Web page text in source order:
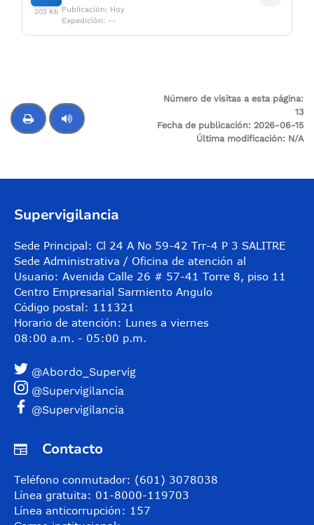
202 Kb Publicación: Hoy
Expedición: --
Número de visitas a esta página:
13
Fecha de publicación: 2026-06-15
Última modificación: N/A
Supervigilancia
Sede Principal: Cl 24 A No 59-42 Trr-4 P 3 SALITRE
Sede Administrativa / Oficina de atención al
Usuario: Avenida Calle 26 # 57-41 Torre 8, piso 11
Centro Empresarial Sarmiento Angulo
Código postal: 111321
Horario de atención: Lunes a viernes
08:00 a.m. - 05:00 p.m.
@Abordo_Supervig
@Supervigilancia
@Supervigilancia
Contacto
Teléfono conmutador: (601) 3078038
Línea gratuita: 01-8000-119703
Línea anticorrupción: 157